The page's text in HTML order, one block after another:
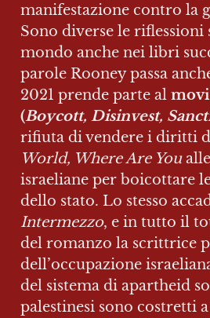
manifestazione contro la
Sono diverse le riflessioni
mondo anche nei libri
parole Rooney passa
2021 prende parte al
(Boycott, Disinvest,
rifiuta di vendere i diritti
World, Where Are You
israeliane per boicottare
Intermezzo, e in tutto il
del romanzo la scrittrice
dell’occupazione
del sistema di apartheid
palestinesi sono costretti